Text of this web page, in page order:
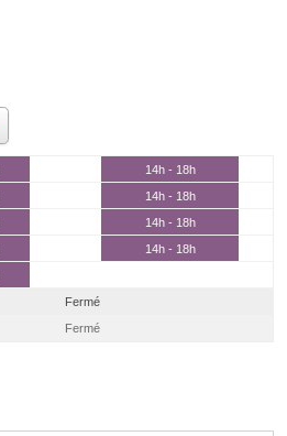
14h - 18h
14h - 18h
14h - 18h
14h - 18h
Fermé
Fermé